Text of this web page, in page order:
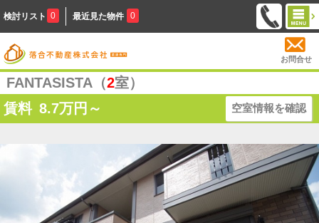
検討リスト 0 最近見た物件 0
お問合せ
FANTASISTA（2室）
賃料 8.7万円～ 空室情報を確認